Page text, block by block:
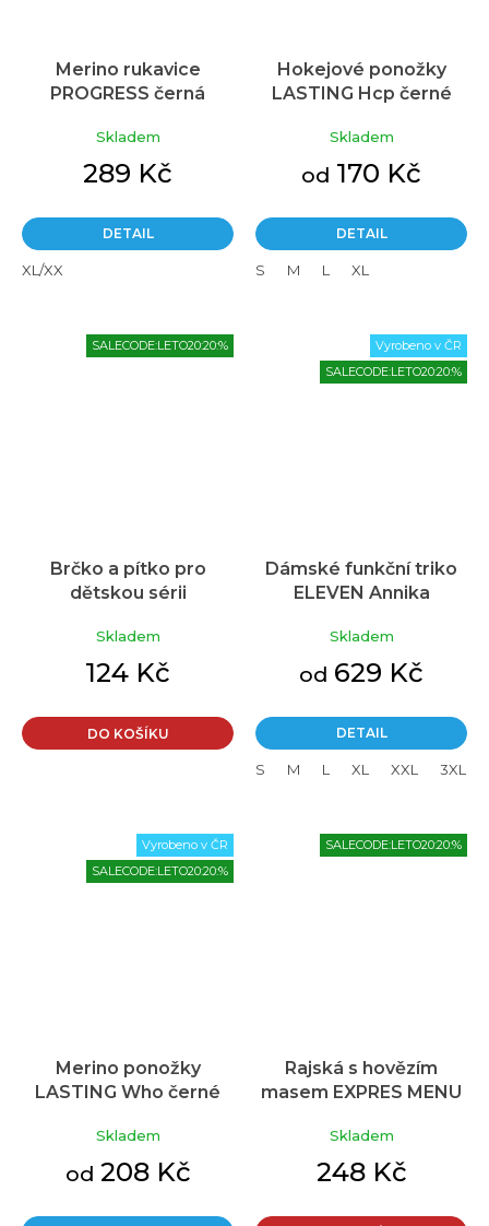
Merino rukavice
PROGRESS černá
Skladem
289 Kč
DETAIL
XL/XX
Hokejové ponožky
LASTING Hcp černé
Průměrné
produktu
je
5,0
5
hvězdiček.
Skladem
od 170 Kč
DETAIL
S M L XL
SALECODE:LETO20:20:%
Brčko a pítko pro
dětskou sérii
12002x
Skladem
124 Kč
DO KOŠÍKU
Vyrobeno v ČR
SALECODE:LETO20:20:%
Dámské funkční triko
ELEVEN Annika
Průměrné
produktu
je
3,6
5
hvězdiček.
Skladem
od 629 Kč
DETAIL
S M L XL XXL 3XL
Vyrobeno v ČR
SALECODE:LETO20:20:%
Merino ponožky
LASTING Who černé
Skladem
od 208 Kč
SALECODE:LETO20:20:%
Rajská s hovězím
masem EXPRES MENU
Skladem
248 Kč